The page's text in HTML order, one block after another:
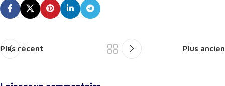
Plus récent Plus ancien